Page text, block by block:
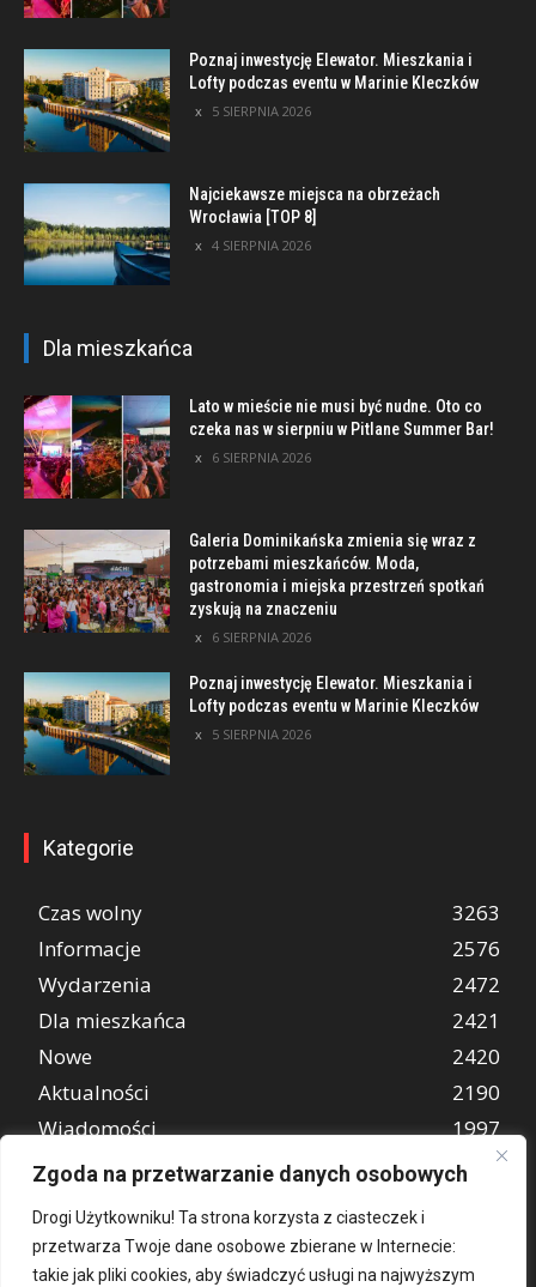
Zgoda na przetwarzanie danych osobowych
Drogi Użytkowniku! Ta strona korzysta z ciasteczek i
przetwarza Twoje dane osobowe zbierane w Internecie:
takie jak pliki cookies, aby świadczyć usługi na najwyższym
Poznaj inwestycję Elewator. Mieszkania i
Lofty podczas eventu w Marinie Kleczków
5 SIERPNIA 2026
Najciekawsze miejsca na obrzeżach
Wrocławia [TOP 8]
4 SIERPNIA 2026
Dla mieszkańca
Lato w mieście nie musi być nudne. Oto co
czeka nas w sierpniu w Pitlane Summer Bar!
6 SIERPNIA 2026
Galeria Dominikańska zmienia się wraz z
potrzebami mieszkańców. Moda,
gastronomia i miejska przestrzeń spotkań
zyskują na znaczeniu
6 SIERPNIA 2026
Poznaj inwestycję Elewator. Mieszkania i
Lofty podczas eventu w Marinie Kleczków
5 SIERPNIA 2026
Kategorie
Czas wolny
3263
Informacje
2576
Wydarzenia
2472
Dla mieszkańca
2421
Nowe
2420
Aktualności
2190
Wiadomości
1997
REKLAMA
849